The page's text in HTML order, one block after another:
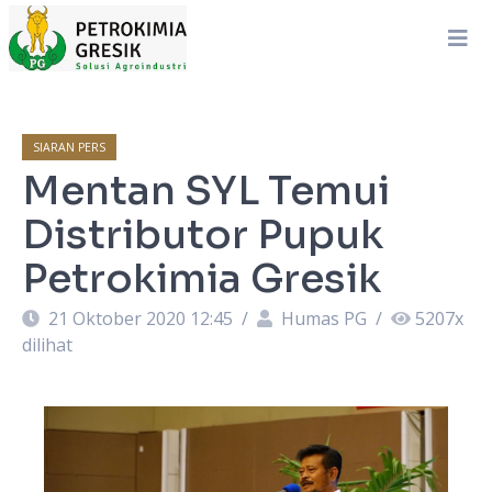
SIARAN PERS
Mentan SYL Temui
Distributor Pupuk
Petrokimia Gresik
21 Oktober 2020 12:45 / Humas PG / 5207x
dilihat